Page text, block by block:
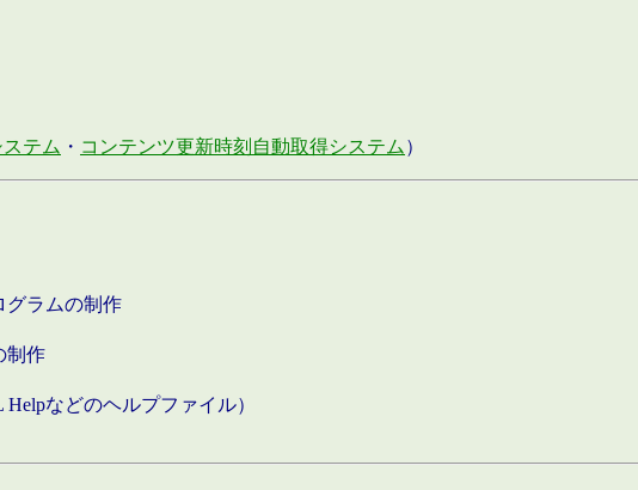
テム ・ コンテンツ更新時刻自動取得システム ）
グラムの制作
制作
などのヘルプファイル）